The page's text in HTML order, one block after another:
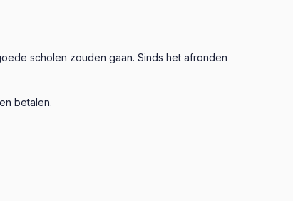
scholen zouden gaan. Sinds het afronden
betalen.